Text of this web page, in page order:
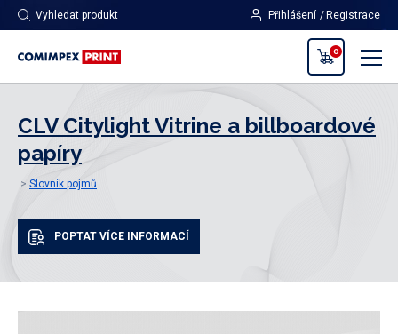
Vyhledat produkt Přihlášení Registrace
0
CLV Citylight Vitrine a billboardové
papíry
Slovník pojmů
POPTAT VÍCE INFORMACÍ